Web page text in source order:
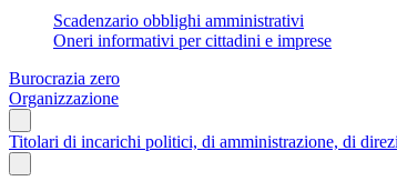
Scadenzario obblighi amministrativi
Oneri informativi per cittadini e imprese
Burocrazia zero
Organizzazione
Titolari di incarichi politici, di amministrazione, di